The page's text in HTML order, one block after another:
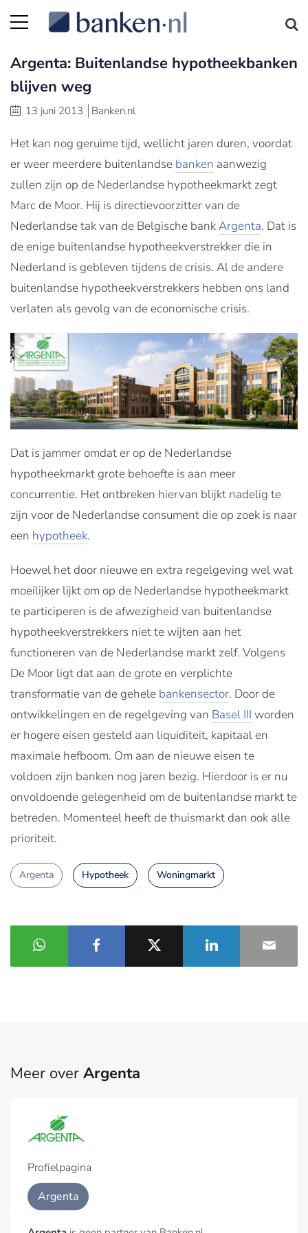
Argenta: Buitenlandse hypotheekbanken
blijven weg
13 juni 2013 Banken.nl
Het kan nog geruime tijd, wellicht jaren duren, voordat
er weer meerdere buitenlandse banken aanwezig
zullen zijn op de Nederlandse hypotheekmarkt zegt
Marc de Moor. Hij is directievoorzitter van de
Nederlandse tak van de Belgische bankArgenta. Dat is
de enige buitenlandse hypotheekverstrekker die in
Nederland is gebleven tijdens de crisis. Al de andere
buitenlandse hypotheekverstrekkers hebben ons land
verlaten als gevolg van de economische crisis.
Dat is jammer omdat er op de Nederlandse
hypotheekmarkt grote behoefte is aan meer
concurrentie. Het ontbreken hiervan blijkt nadelig te
zijn voor de Nederlandse consument die op zoek is naar
een hypotheek.
Hoewel het door nieuwe en extra regelgeving wel wat
moeilijker lijkt om op de Nederlandse hypotheekmarkt
te participeren is de afwezigheid van buitenlandse
hypotheekverstrekkers niet te wijten aan het
functioneren van de Nederlandse markt zelf. Volgens
De Moor ligt dat aan de grote en verplichte
transformatie van de gehele bankensector. Door de
ontwikkelingen en de regelgeving van Basel III worden
er hogere eisen gesteld aan liquiditeit, kapitaal en
maximale hefboom. Om aan de nieuwe eisen te
voldoen zijn banken nog jaren bezig. Hierdoor is er nu
onvoldoende gelegenheid om de buitenlandse markt te
betreden. Momenteel heeft de thuismarkt dan ook alle
prioriteit.
Argenta Hypotheek Woningmarkt
Meer over Argenta
Profielpagina
Argenta